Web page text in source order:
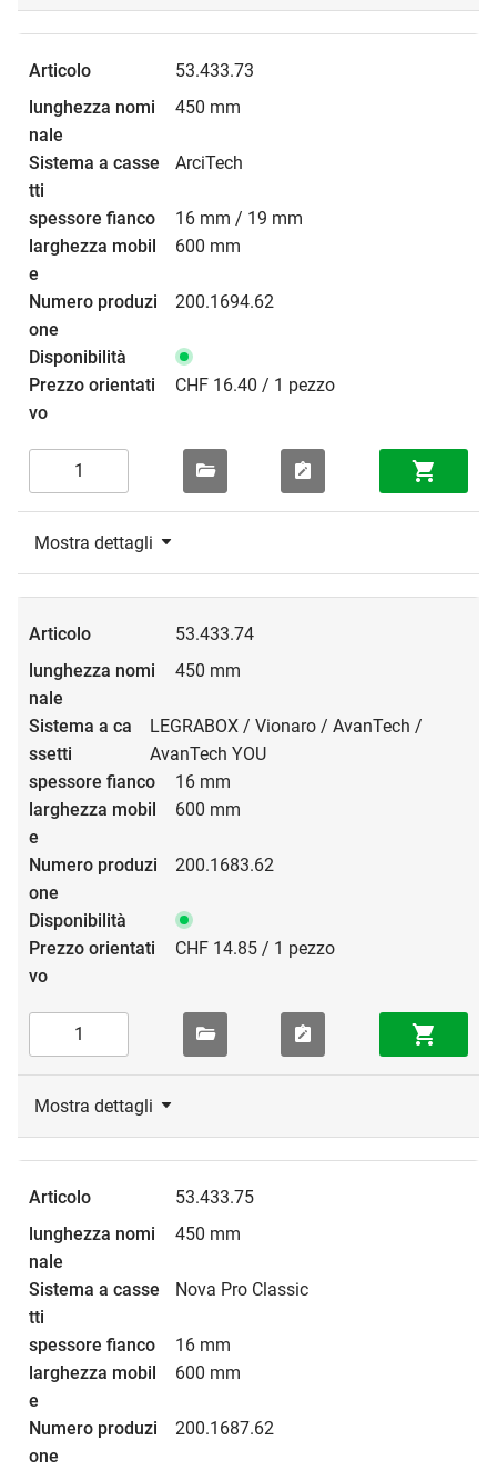
53.433.73
450 mm
ArciTech
16 mm / 19 mm
600 mm
200.1694.62
CHF 16.40 / 1 pezzo
Mostra dettagli
53.433.74
450 mm
LEGRABOX / Vionaro / AvanTech /
AvanTech YOU
16 mm
600 mm
200.1683.62
CHF 14.85 / 1 pezzo
Mostra dettagli
53.433.75
450 mm
Nova Pro Classic
16 mm
600 mm
200.1687.62